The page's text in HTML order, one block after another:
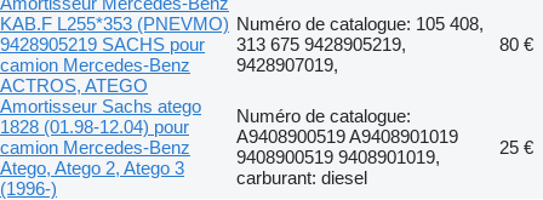
KAB.F L255*353 (PNEVMO)
9428905219 SACHS pour
camion Mercedes-Benz
ACTROS, ATEGO
Numéro de catalogue: 105 408,
313 675 9428905219,
9428907019,
80 €
Amortisseur Sachs atego
1828 (01.98-12.04) pour
camion Mercedes-Benz
Atego, Atego 2, Atego 3
(1996-)
Numéro de catalogue:
A9408900519 A9408901019
9408900519 9408901019,
carburant: diesel
25 €